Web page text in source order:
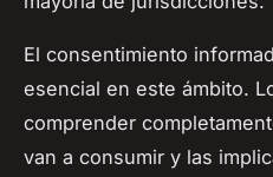
El consentimiento
esencial en este ámbito.
comprender
van a consumir y las